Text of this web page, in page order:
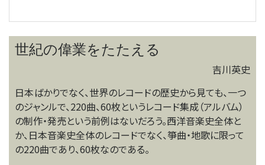
世紀の偉業をたたえる
吉川英史
日本ばかりでなく、世界のレコードの歴史から見ても、一つ
のジャンルで、220曲、60枚というレコード集成（アルバム）
の制作・発売という前例はないだろう。西洋音楽史全体と
か、日本音楽史全体のレコードでなく、箏曲・地歌に限って
の220曲であり、60枚なのである。